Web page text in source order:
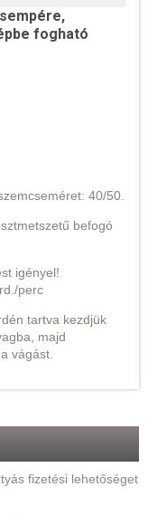
fogható
40/50.
befogó
igényel!
perc
tartva kezdjük
majd
vágást.
fizetési lehetőséget